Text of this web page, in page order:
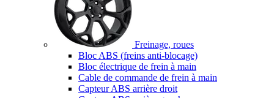
Freinage, roues
Bloc ABS (freins anti-blocage)
Bloc électrique de frein à main
Cable de commande de frein à main
Capteur ABS arrière droit